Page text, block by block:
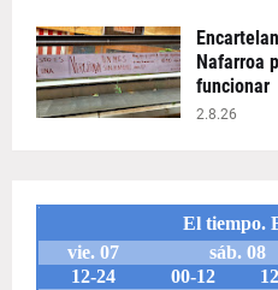
Nafarroa
funcionar
2.8.26